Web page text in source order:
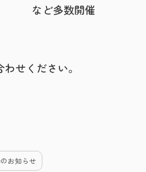
数開催
せください。
お知らせ